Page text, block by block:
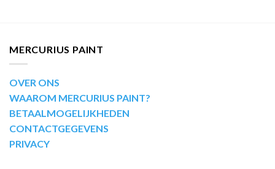
MERCURIUS PAINT
OVER ONS
WAAROM MERCURIUS PAINT?
BETAALMOGELIJKHEDEN
CONTACTGEGEVENS
PRIVACY